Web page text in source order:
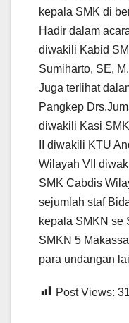
kepala SMK di
Hadir dalam
diwakili Kabid
Sumiharto, SE,
Juga terlihat
Pangkep
diwakili Kasi
II diwakili KTU
Wilayah VII
SMK Cabdis
sejumlah staf
kepala SMKN se
SMKN 5
para undangan
Post Views: